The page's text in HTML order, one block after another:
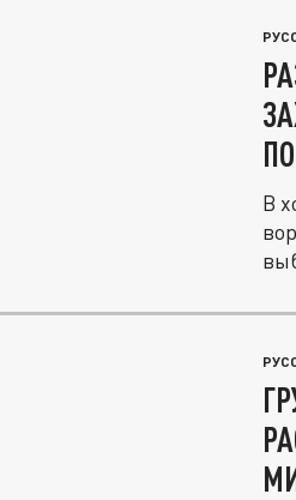
В